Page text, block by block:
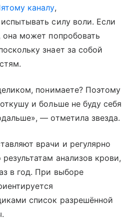
каналу,
силу воли. Если
она может попробовать
знает за собой
понимаете? Поэтому
и больше не буду себя
— отметила звезда.
врачи и регулярно
анализов крови,
в год. При выборе
список разрешённой